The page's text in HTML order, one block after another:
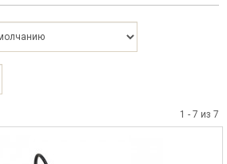
1 - 7 из 7